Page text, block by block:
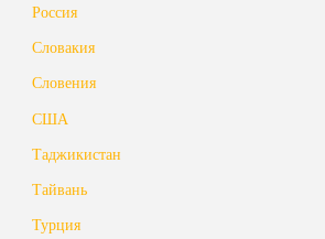
Россия
Словакия
Словения
США
Таджикистан
Тайвань
Турция